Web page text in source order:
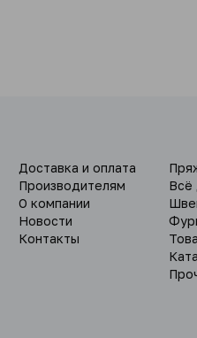
Доставка и оплата
Производителям
О компании
Новости
Контакты
Всё